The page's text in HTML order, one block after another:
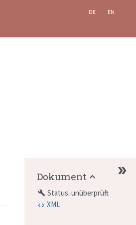
DE EN
Dokument
build Status: unüberprüft
XML